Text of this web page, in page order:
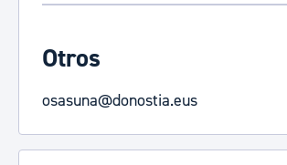
Otros
osasuna@donostia.eus